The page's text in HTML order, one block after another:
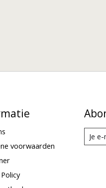
voorwaarden